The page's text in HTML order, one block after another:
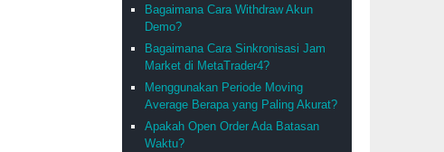
Bagaimana Cara Withdraw Akun
Demo?
Bagaimana Cara Sinkronisasi Jam
Market di MetaTrader4?
Menggunakan Periode Moving
Average Berapa yang Paling Akurat?
Apakah Open Order Ada Batasan
Waktu?